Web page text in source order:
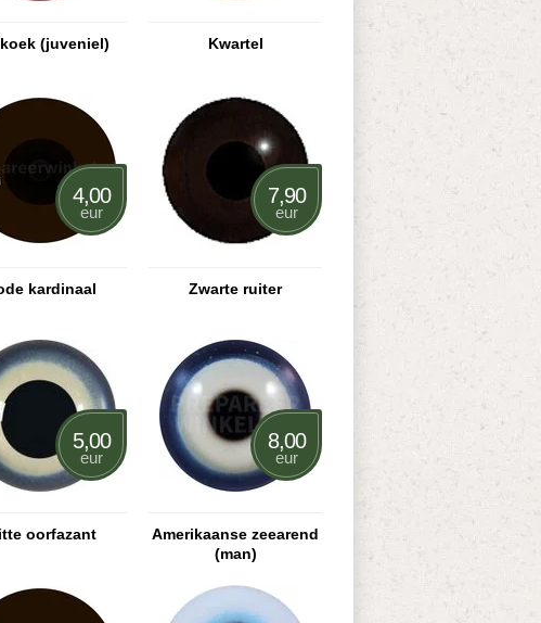
(juveniel) Kwartel
kardinaal
4,00
eur
Zwarte ruiter
7,90
eur
oorfazant
5,00
eur
Amerikaanse zeearend
(man)
8,00
eur